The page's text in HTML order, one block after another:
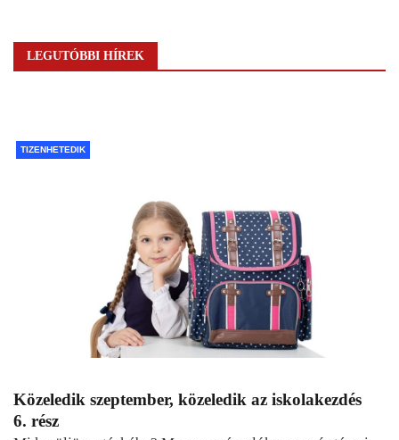
LEGUTÓBBI HÍREK
TIZENHETEDIK
Közeledik szeptember, közeledik az iskolakezdés
6. rész